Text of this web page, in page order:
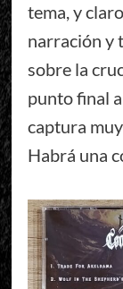
tema, y
narración y
sobre la
punto final
captura
Habrá una